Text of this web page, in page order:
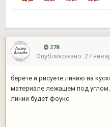
278
Опубликовано: 27
берете и рисуете линию на
материале лежащем под
линии будет фоукс